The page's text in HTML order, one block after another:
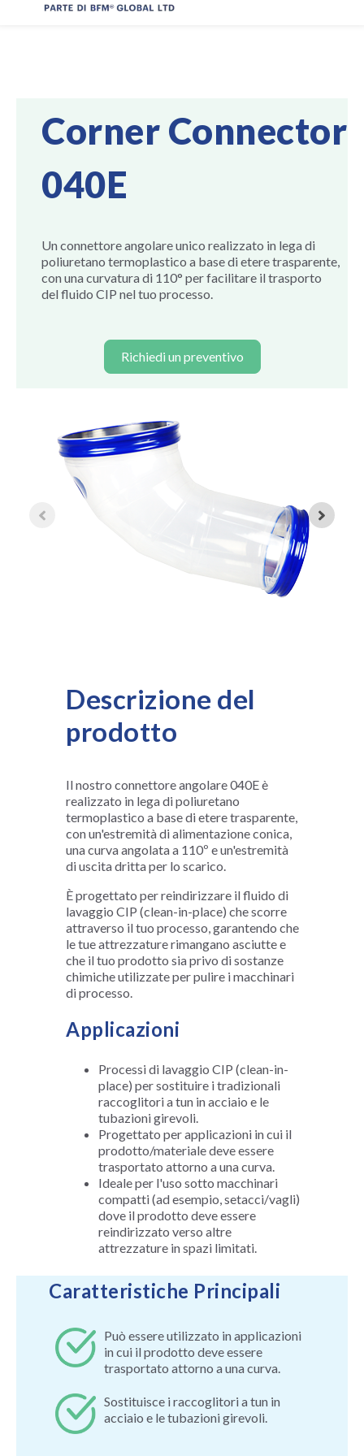
Corner Connector
040E
Un connettore angolare unico realizzato in lega di
poliuretano termoplastico a base di etere trasparente,
con una curvatura di 110° per facilitare il trasporto
del fluido CIP nel tuo processo.
Richiedi un preventivo
Descrizione del
prodotto
Il nostro connettore angolare 040E è
realizzato in lega di poliuretano
termoplastico a base di etere trasparente,
con un'estremità di alimentazione conica,
una curva angolata a 110º e un'estremità
di uscita dritta per lo scarico.
È progettato per reindirizzare il fluido di
lavaggio CIP (clean-in-place) che scorre
attraverso il tuo processo, garantendo che
le tue attrezzature rimangano asciutte e
che il tuo prodotto sia privo di sostanze
chimiche utilizzate per pulire i macchinari
di processo.
Applicazioni
Processi di lavaggio CIP (clean-in-
place) per sostituire i tradizionali
raccoglitori a tun in acciaio e le
tubazioni girevoli.
Progettato per applicazioni in cui il
prodotto/materiale deve essere
trasportato attorno a una curva.
Ideale per l'uso sotto macchinari
compatti (ad esempio, setacci/vagli)
dove il prodotto deve essere
reindirizzato verso altre
attrezzature in spazi limitati.
Caratteristiche Principali
Può essere utilizzato in applicazioni
in cui il prodotto deve essere
trasportato attorno a una curva.
Sostituisce i raccoglitori a tun in
acciaio e le tubazioni girevoli.